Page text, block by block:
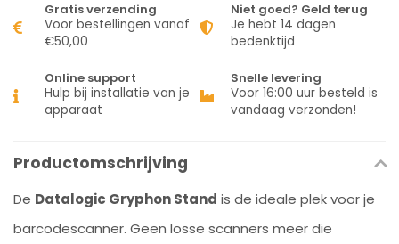
Gratis verzending
Voor bestellingen vanaf
€50,00
Niet goed? Geld terug
Je hebt 14 dagen
bedenktijd
Online support
Hulp bij installatie van je
apparaat
Snelle levering
Voor 16:00 uur besteld is
vandaag verzonden!
Productomschrijving
De Datalogic Gryphon Stand is de ideale plek voor je
barcodescanner. Geen losse scanners meer die